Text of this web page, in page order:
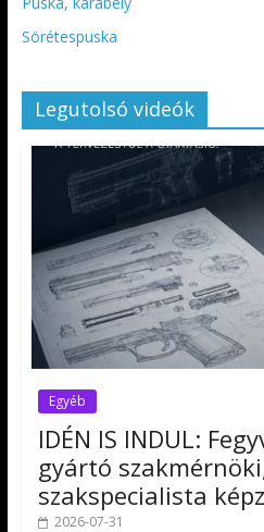
Sörétespuska
Legutolsó videók
Egyéb
IDÉN IS INDUL:
gyártó
szakspecialista
2026-07-31